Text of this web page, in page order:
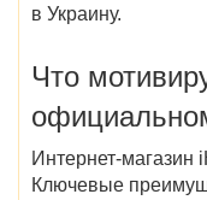
в Украину.
Что
Интернет-магазин
Ключевые